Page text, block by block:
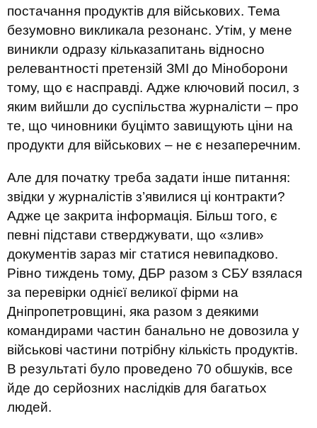
постачання продуктів для військових. Тема
безумовно викликала резонанс. Утім, у мене
виникли одразу кільказапитань відносно
релевантності претензій ЗМІ до Міноборони
тому, що є насправді. Адже ключовий посил, з
яким вийшли до суспільства журналісти – про
те, що чиновники буцімто завищують ціни на
продукти для військових – не є незаперечним.
Але для початку треба задати інше питання:
звідки у журналістів з’явилися ці контракти?
Адже це закрита інформація. Більш того, є
певні підстави стверджувати, що «злив»
документів зараз міг статися невипадково.
Рівно тиждень тому, ДБР разом з СБУ взялася
за перевірки однієї великої фірми на
Дніпропетровщині, яка разом з деякими
командирами частин банально не довозила у
військові частини потрібну кількість продуктів.
В результаті було проведено 70 обшуків, все
йде до серйозних наслідків для багатьох
людей.